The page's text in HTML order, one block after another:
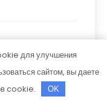
для улучшения
сайтом, вы даете
cookie.
OK